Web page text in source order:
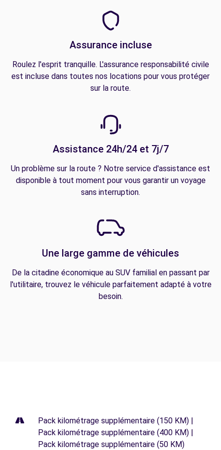
Assurance incluse
Roulez l'esprit tranquille. L'assurance responsabilité civile
est incluse dans toutes nos locations pour vous protéger
sur la route.
Assistance 24h/24 et 7j/7
Un problème sur la route ? Notre service d'assistance est
disponible à tout moment pour vous garantir un voyage
sans interruption.
Une large gamme de véhicules
De la citadine économique au SUV familial en passant par
l'utilitaire, trouvez le véhicule parfaitement adapté à votre
besoin.
Pack kilométrage supplémentaire (150 KM) |
Pack kilométrage supplémentaire (400 KM) |
Pack kilométrage supplémentaire (50 KM)